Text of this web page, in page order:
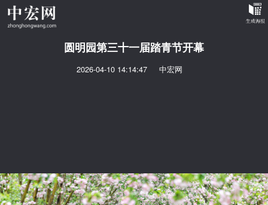
圆明园第三十一届踏青节开幕
2026-04-10 14:14:47 中宏网